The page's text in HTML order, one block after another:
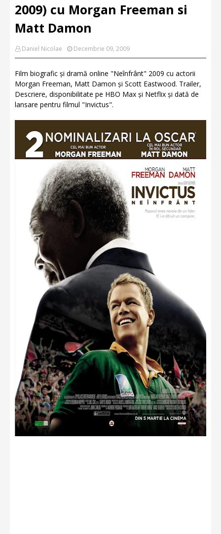
2009) cu Morgan Freeman si
Matt Damon
Daniel Nicolae Decembrie 09, 2009
Film biografic și dramă online "Neînfrânt" 2009 cu actorii
Morgan Freeman, Matt Damon și Scott Eastwood. Trailer,
Descriere, disponibilitate pe HBO Max și Netflix și dată de
lansare pentru filmul "Invictus".